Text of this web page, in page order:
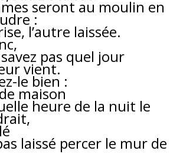
seront au moulin en
:
l’autre laissée.
pas quel jour
vient.
le bien :
maison
heure de la nuit le
laissé percer le mur de